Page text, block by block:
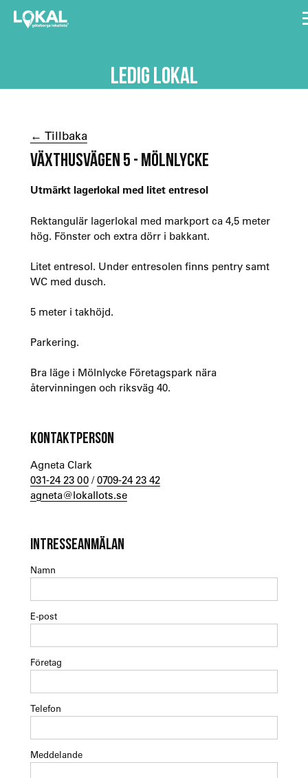
LEDIG LOKAL
← Tillbaka
VÄXTHUSVÄGEN 5 - MÖLNLYCKE
Utmärkt lagerlokal med litet entresol
Rektangulär lagerlokal med markport ca 4,5 meter
hög. Fönster och extra dörr i bakkant.
Litet entresol. Under entresolen finns pentry samt
WC med dusch.
5 meter i takhöjd.
Parkering.
Bra läge i Mölnlycke Företagspark nära
återvinningen och riksväg 40.
KONTAKTPERSON
Agneta Clark
031-24 23 00/0709-24 23 42
agneta@lokallots.se
INTRESSEANMÄLAN
Namn
E-post
Företag
Telefon
Meddelande